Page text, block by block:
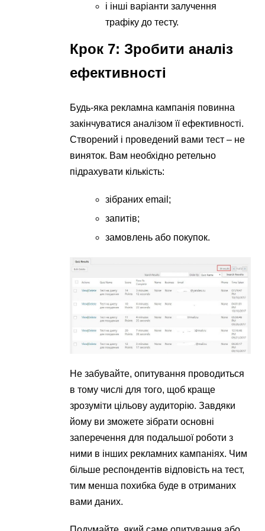
і інші варіанти залучення
трафіку до тесту.
Крок 7: Зробити аналіз
ефективності
Будь-яка рекламна кампанія повинна
закінчуватися аналізом її ефективності.
Створений і проведений вами тест – не
виняток. Вам необхідно ретельно
підрахувати кількість:
зібраних email;
запитів;
замовлень або покупок.
Не забувайте, опитування проводиться
в тому числі для того, щоб краще
зрозуміти цільову аудиторію. Завдяки
йому ви зможете зібрати основні
заперечення для подальшої роботи з
ними в інших рекламних кампаніях. Чим
більше респондентів відповість на тест,
тим менша похибка буде в отриманих
вами даних.